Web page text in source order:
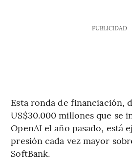
PUBLICIDAD
Esta ronda de financiación,
US$30.000 millones que se
OpenAI el año pasado, está
presión cada vez mayor
SoftBank.